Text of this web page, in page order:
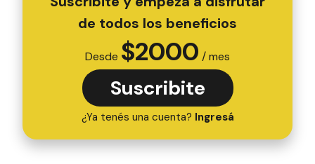
de todos los beneficios
Desde $2000 / mes
Suscribite
¿Ya tenés una cuenta? Ingresá